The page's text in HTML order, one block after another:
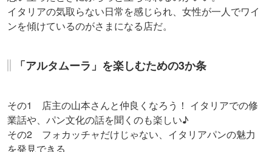
イタリアの気取らない日常を感じられ、女性が一人でワイ
ンを傾けているのがさまになる店だ。
「アルタムーラ」を楽しむための3か条
その1 店主の山本さんと仲良くなろう！ イタリアでの修
業話や、パン文化の話を聞くのも楽しい♪
その2 フォカッチャだけじゃない、イタリアパンの魅力
を発見できる